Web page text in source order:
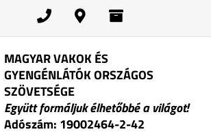
MAGYAR VAKOK ÉS
GYENGÉNLÁTÓK ORSZÁGOS
SZÖVETSÉGE
Együtt formáljuk élhetőbbé a világot!
Adószám: 19002464-2-42